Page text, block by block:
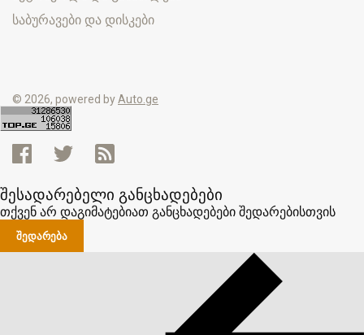
საბურავები და დისკები
© 2026, powered byAuto.ge
შესადარებელი განცხადებები
თქვენ არ დაგიმატებიათ განცხადებები შედარებისთვის
ᲨᲔᲓᲐᲠᲔᲑᲐ